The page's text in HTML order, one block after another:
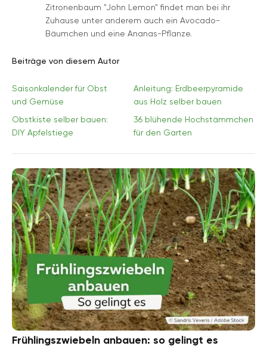
Zitronenbaum "John Lemon" findet man bei ihr
Zuhause unter anderem auch ein Avocado-
Bäumchen und eine Ananas-Pflanze.
Beiträge von diesem Autor
Saisonkalender für Obst
und Gemüse
Anleitung: Erdbeerpyramide
aus Holz selber bauen
Obstkiste selber bauen:
DIY Apfelstiege
36 blühende Hochstämmchen
für den Garten
Frühlingszwiebeln anbauen: so gelingt es